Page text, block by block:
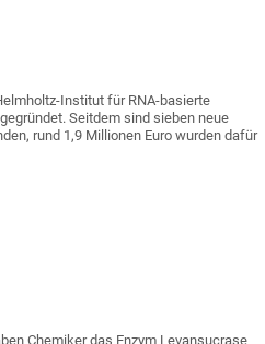
Institut für RNA-basierte
Seitdem sind sieben neue
rund 1,9 Millionen Euro wurden dafür
Chemiker das Enzym Levansucrase